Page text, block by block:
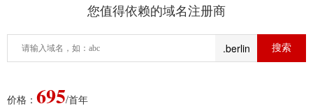
您值得依赖的域名注册商
.berlin
价格： 695/首年